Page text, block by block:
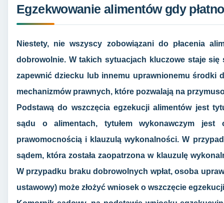
Egzekwowanie alimentów gdy
Niestety, nie wszyscy zobowiązani do płacenia
dobrowolnie. W takich sytuacjach kluczowe staje się
zapewnić dziecku lub innemu uprawnionemu środki
mechanizmów prawnych, które pozwalają na
Podstawą do wszczęcia egzekucji alimentów jest
sądu o alimentach, tytułem wykonawczym jest
prawomocnością i klauzulą wykonalności. W
sądem, która została zaopatrzona w klauzulę
W przypadku braku dobrowolnych wpłat, osoba
ustawowy) może złożyć wniosek o wszczęcie